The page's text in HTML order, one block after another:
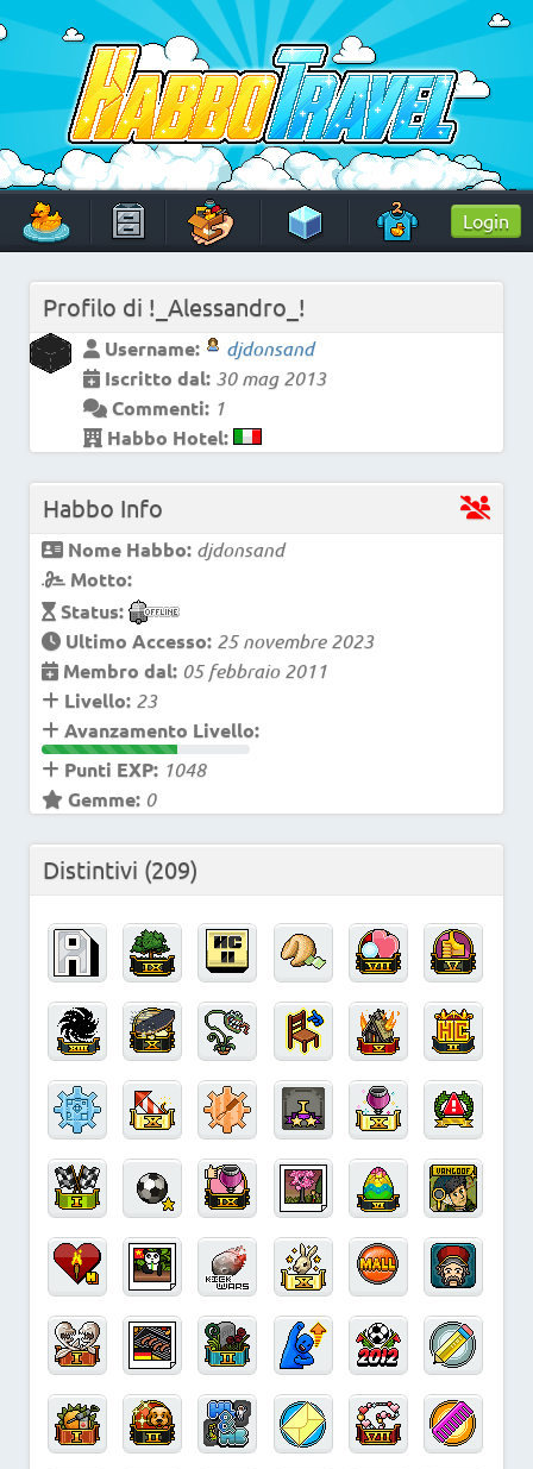
to
content
HabboTravel
Un viaggio di pixel!
Login
Profilo di !_Alessandro_!
Username:
djdonsand
Iscritto dal: 30 mag 2013
Commenti: 1
Habbo Hotel:
Habbo Info
Nome Habbo: djdonsand
Motto:
Status:
Ultimo Accesso: 25 novembre 2023
Membro dal: 05 febbraio 2011
Livello: 23
Avanzamento Livello:
Punti EXP: 1048
Gemme: 0
Distintivi (209)